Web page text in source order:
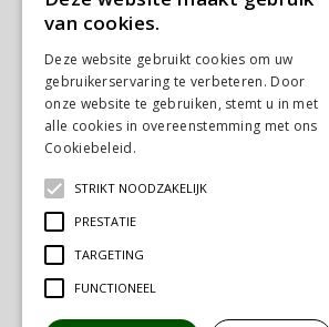
Meer weten
Algemene voorwaarden
Privacy Statement
Disclaimer
van cookies.
Deze website gebruikt cookies om uw
gebruikerservaring te verbeteren. Door
onze website te gebruiken, stemt u in met
alle cookies in overeenstemming met ons
Cookiebeleid.
STRIKT NOODZAKELIJK
PRESTATIE
TARGETING
FUNCTIONEEL